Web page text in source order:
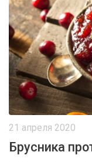
21 апреля 2020
Брусника